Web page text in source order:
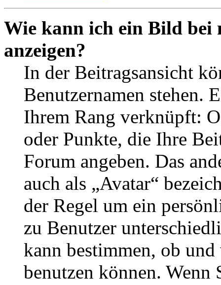
Wie kann ich ein Bild bei
anzeigen?
In der Beitragsansicht
Benutzernamen stehen.
Ihrem Rang verknüpft:
oder Punkte, die Ihre
Forum angeben. Das
auch als „Avatar“
der Regel um ein
zu Benutzer
kann bestimmen, ob
benutzen können. Wenn